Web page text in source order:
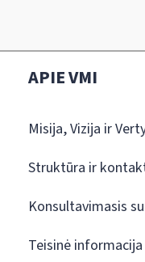
APIE VMI
Misija, Vizija ir
Struktūra ir
Konsultavimasis
Teisinė informacija